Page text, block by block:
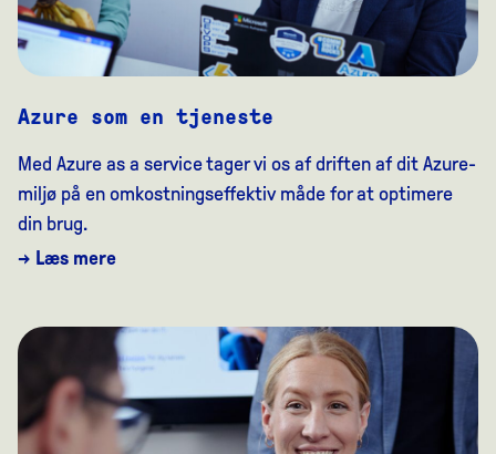
Azure som en tjeneste
Med Azure as a service tager vi os af driften af dit Azure-
miljø på en omkostningseffektiv måde for at optimere
din brug.
→ Læs mere